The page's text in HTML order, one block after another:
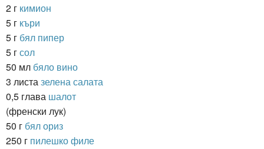
2 г кимион
5 г къри
5 г бял пипер
5 гсол
50 мл бяло вино
3 листа зелена салата
0,5 глава шалот
(френски лук)
50 г бял ориз
250 г пилешко филе